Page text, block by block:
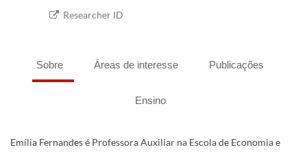
Researcher ID
Sobre Áreas de interesse Publicações
Ensino
Emília Fernandes é Professora Auxiliar na Escola de Economia e